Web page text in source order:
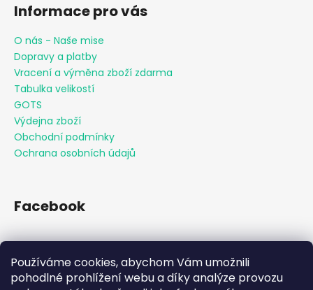
Používáme cookies, abychom Vám umožnili
pohodlné prohlížení webu a díky analýze provozu
Informace pro vás
O nás - Naše mise
Dopravy a platby
Vracení a výměna zboží zdarma
Tabulka velikostí
GOTS
Výdejna zboží
Obchodní podmínky
Ochrana osobních údajů
Facebook
Přijímáme online platby